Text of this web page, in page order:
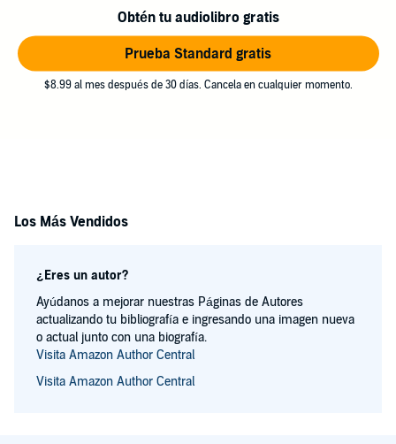
Obtén tu audiolibro gratis
Prueba Standard gratis
$8.99 al mes después de 30 días. Cancela en cualquier momento.
Los Más Vendidos
¿Eres un autor?
Ayúdanos a mejorar nuestras Páginas de Autores
actualizando tu bibliografía e ingresando una imagen nueva
o actual junto con una biografía.
Visita Amazon Author Central
Visita Amazon Author Central